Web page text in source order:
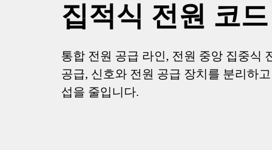
집적식 전원 코드
통합 전원 공급 라인, 전원 중앙 집중식
공급, 신호와 전원 공급 장치를 분리하
섭을 줄입니다.